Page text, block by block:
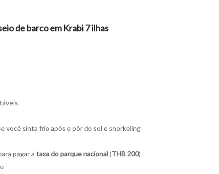
de barco em Krabi 7 ilhas
você sinta frio após o pôr do sol e snorkeling
pagar a taxa do parque nacional(THB 200)